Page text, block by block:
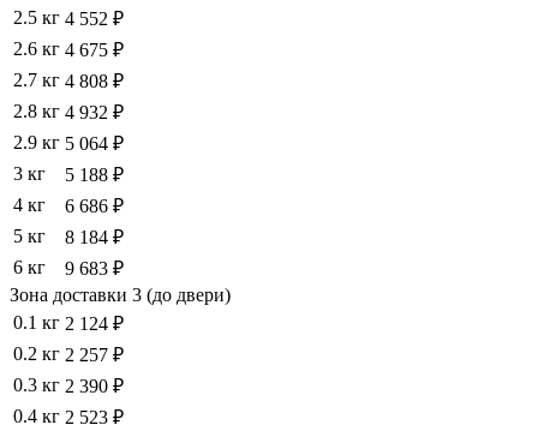
2.5 кг 4 552 ₽
2.6 кг 4 675 ₽
2.7 кг 4 808 ₽
2.8 кг 4 932 ₽
2.9 кг 5 064 ₽
3 кг
5 188 ₽
4 кг
6 686 ₽
5 кг
8 184 ₽
6 кг
9 683 ₽
Зона доставки 3 (до двери)
0.1 кг 2 124 ₽
0.2 кг 2 257 ₽
0.3 кг 2 390 ₽
0.4 кг 2 523 ₽